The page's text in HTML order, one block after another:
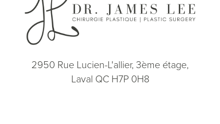
2950 Rue Lucien-L'allier, 3ème étage,
Laval QC H7P 0H8